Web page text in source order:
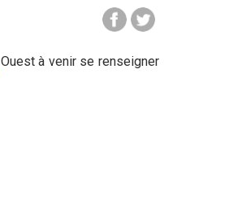
Ouest à venir se renseigner